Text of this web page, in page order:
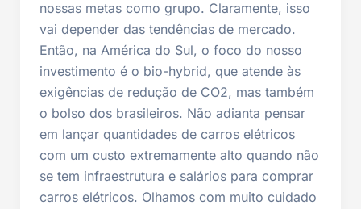
nossas metas como grupo. Claramente, isso
vai depender das tendências de mercado.
Então, na América do Sul, o foco do nosso
investimento é o bio-hybrid, que atende às
exigências de redução de CO2, mas também
o bolso dos brasileiros. Não adianta pensar
em lançar quantidades de carros elétricos
com um custo extremamente alto quando não
se tem infraestrutura e salários para comprar
carros elétricos. Olhamos com muito cuidado